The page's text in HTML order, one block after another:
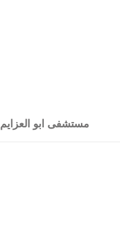
مستشفى ابو العزايم